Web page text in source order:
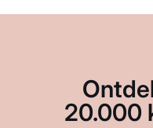
20.000